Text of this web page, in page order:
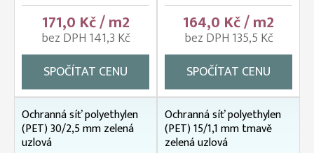
171,0 Kč / m2
bez DPH 141,3 Kč
SPOČÍTAT CENU
164,0 Kč / m2
bez DPH 135,5 Kč
SPOČÍTAT CENU
Ochranná síť polyethylen
(PET) 30/2,5 mm zelená
uzlová
Ochranná síť polyethylen
(PET) 15/1,1 mm tmavě
zelená uzlová